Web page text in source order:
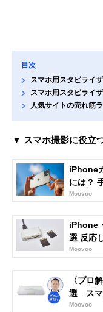
目次
スマホ用スタビライ
スマホ用スタビライ
人気サイトの売れ筋
▼ スマホ撮影に役立
iPhone
には？
Moovoo
iPhone
選 反応
Moovoo
〈プロ
選 スマ
Moovoo